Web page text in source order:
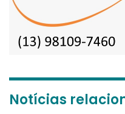
Notícias